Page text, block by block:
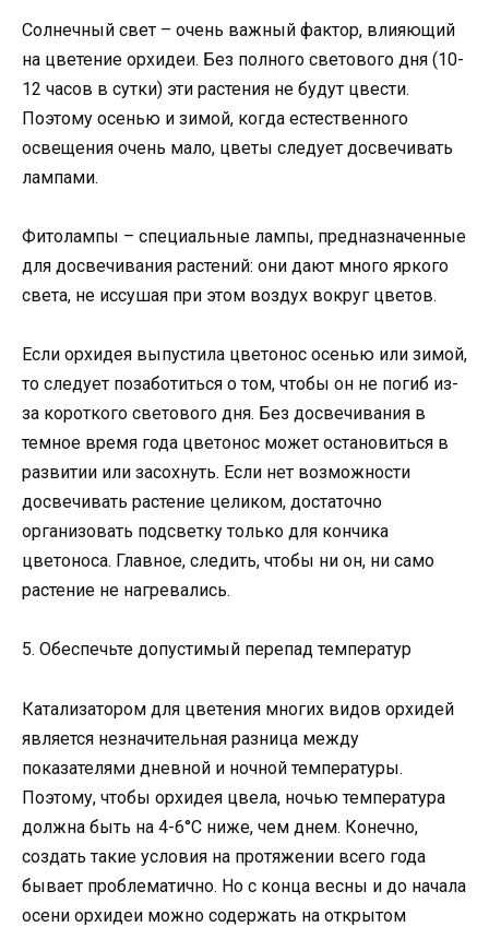
Солнечный свет – очень важный фактор, влияющий
на цветение орхидеи. Без полного светового дня (10-
12 часов в сутки) эти растения не будут цвести.
Поэтому осенью и зимой, когда естественного
освещения очень мало, цветы следует досвечивать
лампами.
Фитолампы – специальные лампы, предназначенные
для досвечивания растений: они дают много яркого
света, не иссушая при этом воздух вокруг цветов.
Если орхидея выпустила цветонос осенью или зимой,
то следует позаботиться о том, чтобы он не погиб из-
за короткого светового дня. Без досвечивания в
темное время года цветонос может остановиться в
развитии или засохнуть. Если нет возможности
досвечивать растение целиком, достаточно
организовать подсветку только для кончика
цветоноса. Главное, следить, чтобы ни он, ни само
растение не нагревались.
5. Обеспечьте допустимый перепад температур
Катализатором для цветения многих видов орхидей
является незначительная разница между
показателями дневной и ночной температуры.
Поэтому, чтобы орхидея цвела, ночью температура
должна быть на 4-6°С ниже, чем днем. Конечно,
создать такие условия на протяжении всего года
бывает проблематично. Но с конца весны и до начала
осени орхидеи можно содержать на открытом